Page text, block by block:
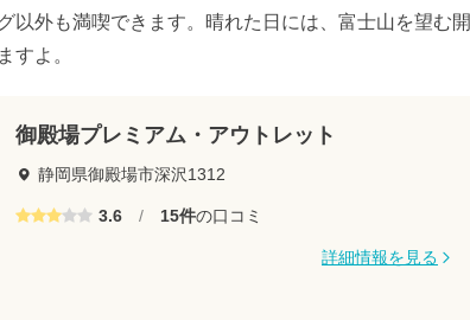
以外も満喫できます。晴れた日には、富士山を望む開
すよ。
御殿場プレミアム・アウトレット
静岡県御殿場市深沢1312
3.6 / 15件の口コミ
詳細情報を見る